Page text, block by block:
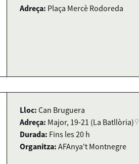
Adreça: Plaça Mercè Rodoreda
Lloc: Can Bruguera
Adreça: Major, 19-21 (La Batllòria)
Durada: Fins les 20 h
Organitza: AFAnya't Montnegre